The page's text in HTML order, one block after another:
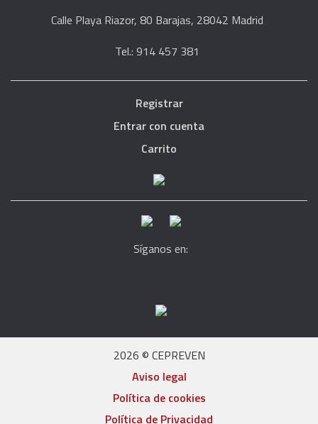
Calle Playa Riazor, 80 Barajas, 28042 Madrid
Tel.: 914 457 381
Registrar
Entrar con cuenta
Carrito
Síganos en:
2026 © CEPREVEN
Aviso legal
Política de cookies
Política de Privacidad